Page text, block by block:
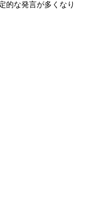
的な発言が多くなり